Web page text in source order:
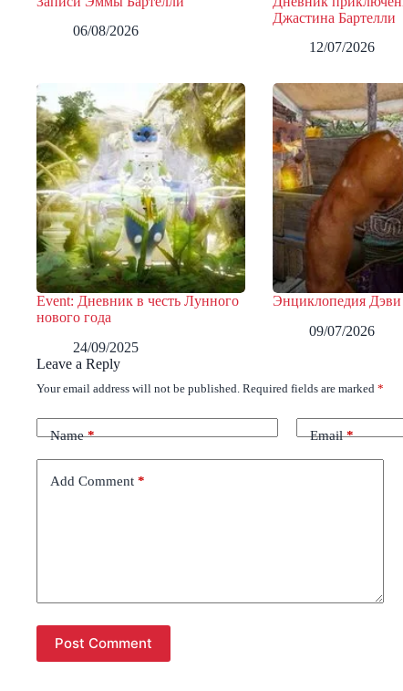
06/08/2026
Джастина Бартелли
12/07/2026
Event: Дневник в честь Лунного
нового года
24/09/2025
Энциклопедия
09/07/2026
Leave a Reply
Your email address will not be published. Required fields are marked *
Name* Email*
Add Comment *
Post Comment